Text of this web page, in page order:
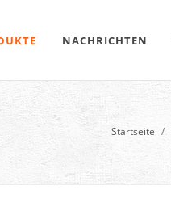
NACHRICHTEN
Startseite